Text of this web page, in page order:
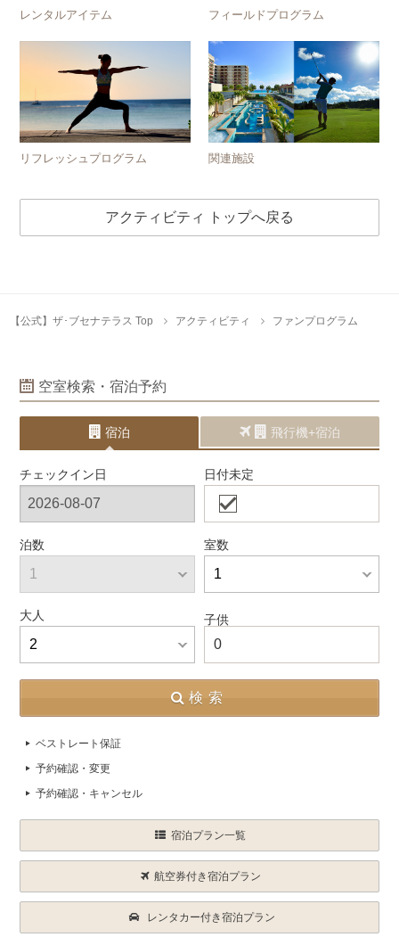
レンタルアイテム フィールドプログラム
リフレッシュプログラム 関連施設
アクティビティ トップへ戻る
【公式】ザ･ブセナテラス Top アクティビティ ファンプログラム
空室検索・宿泊予約
宿泊 飛行機+宿泊
チェックイン日 日付未定
泊数 室数
大人 子供
0
検索
ベストレート保証
予約確認・変更
予約確認・キャンセル
宿泊プラン一覧
航空券付き宿泊プラン
レンタカー付き宿泊プラン